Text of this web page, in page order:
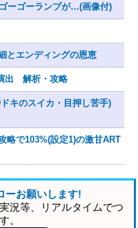
ーゴーランプが…(画像付)
とエンディングの恩恵
出 解析・攻略
キのスイカ・目押し苦手)
で103%(設定1)の激甘ART
ーお願いします!
況等、リアルタイムでつ
。